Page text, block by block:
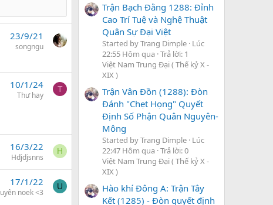
23/9/21
songngu
10/1/24
Thư hay
T
16/3/22
Hdjdjsnns
H
17/1/22
uyên noek <3
U
Trận Bạch Đằng 1288: Đỉnh
Cao Trí Tuệ và Nghệ Thuật
Quân Sự Đại Việt
Started by Trang Dimple Lúc
22:55 Hôm qua Trả lời: 1
Việt Nam Trung Đại ( Thế kỷ X -
XIX )
Trận Vân Đồn (1288): Đòn
Đánh "Chẹt Họng" Quyết
Định Số Phận Quân Nguyên-
Mông
Started by Trang Dimple Lúc
22:47 Hôm qua Trả lời: 0
Việt Nam Trung Đại ( Thế kỷ X -
XIX )
Hào khí Đông A: Trận Tây
Kết (1285) - Đòn quyết định